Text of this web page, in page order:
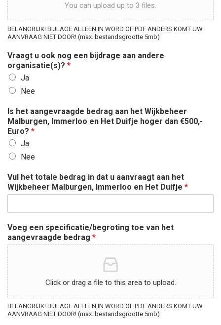
You can upload up to 3 files.
BELANGRIJK! BIJLAGE ALLEEN IN WORD OF PDF ANDERS KOMT UW
AANVRAAG NIET DOOR! (max. bestandsgrootte 5mb)
Vraagt u ook nog een bijdrage aan andere
organisatie(s)? *
Ja
Nee
Is het aangevraagde bedrag aan het Wijkbeheer
Malburgen, Immerloo en Het Duifje hoger dan €500,-
Euro? *
Ja
Nee
Vul het totale bedrag in dat u aanvraagt aan het
Wijkbeheer Malburgen, Immerloo en Het Duifje *
Voeg een specificatie/begroting toe van het
aangevraagde bedrag *
Click or drag a file to this area to upload.
BELANGRIJK! BIJLAGE ALLEEN IN WORD OF PDF ANDERS KOMT UW
AANVRAAG NIET DOOR! (max. bestandsgrootte 5mb)